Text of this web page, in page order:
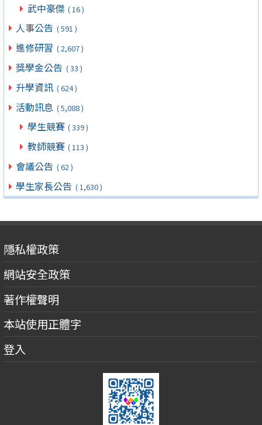
武中豪傑 ( 16 )
人事公告 ( 591 )
進修研習 ( 2,607 )
獎學金公告 ( 33 )
升學資訊 ( 624 )
活動訊息 ( 5,088 )
學生競賽 ( 339 )
教師競賽 ( 113 )
會議公告 ( 62 )
學生家長公告 ( 1,630 )
隱私權政策
網站安全政策
著作權聲明
本站使用正體字
登入